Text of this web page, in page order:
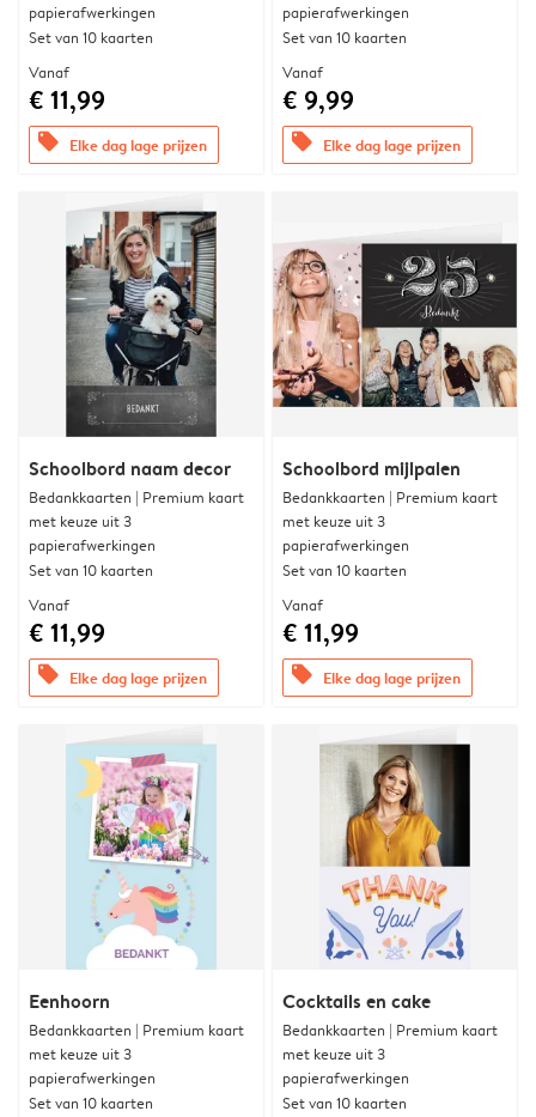
papierafwerkingen
Set van 10 kaarten
Vanaf
€ 11,99
offers Elke dag lage prijzen
papierafwerkingen
Set van 10 kaarten
Vanaf
€ 9,99
offers Elke dag lage prijzen
Schoolbord naam decor
Bedankkaarten | Premium kaart
met keuze uit 3
papierafwerkingen
Set van 10 kaarten
Vanaf
€ 11,99
offers Elke dag lage prijzen
Schoolbord mijlpalen
Bedankkaarten | Premium kaart
met keuze uit 3
papierafwerkingen
Set van 10 kaarten
Vanaf
€ 11,99
offers Elke dag lage prijzen
Eenhoorn
Bedankkaarten | Premium kaart
met keuze uit 3
papierafwerkingen
Set van 10 kaarten
Cocktails en cake
Bedankkaarten | Premium kaart
met keuze uit 3
papierafwerkingen
Set van 10 kaarten